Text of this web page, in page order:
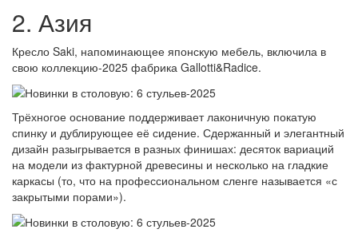
2. Азия
Кресло Saki, напоминающее японскую мебель, включила в
свою коллекцию-2025 фабрика Gallotti&Radice.
Трёхногое основание поддерживает лаконичную покатую
спинку и дублирующее её сидение. Сдержанный и элегантный
дизайн разыгрывается в разных финишах: десяток вариаций
на модели из фактурной древесины и несколько на гладкие
каркасы (то, что на профессиональном сленге называется «с
закрытыми порами»).